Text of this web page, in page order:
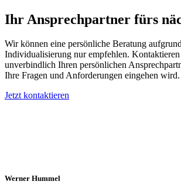
Ihr Ansprechpartner fürs
Wir können eine persönliche Beratung
Individualisierung nur empfehlen.
unverbindlich Ihren persönlichen
Ihre Fragen und Anforderungen eingehen wird.
Jetzt kontaktieren
Werner Hummel